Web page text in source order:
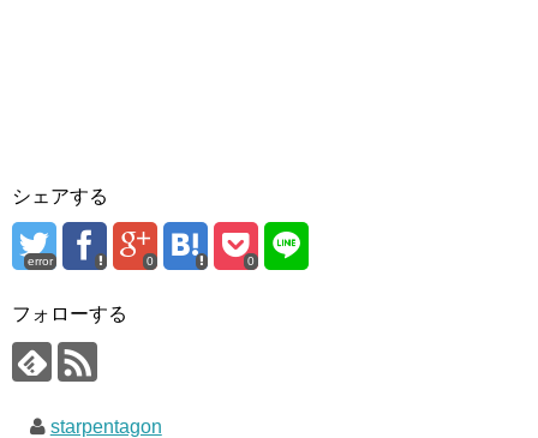
シェアする
error 0 0
フォローする
starpentagon